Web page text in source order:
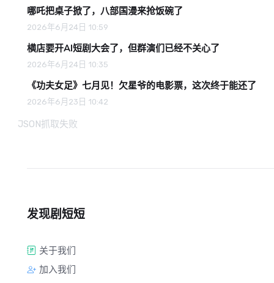
哪吒把桌子掀了，八部国漫来抢饭碗了
2026年6月24日 10:59
横店要开AI短剧大会了，但群演们已经不关心了
2026年6月24日 10:35
《功夫女足》七月见！欠星爷的电影票，这次终于能还了
2026年6月23日 10:42
JSON抓取失败
发现剧短短
关于我们
加入我们